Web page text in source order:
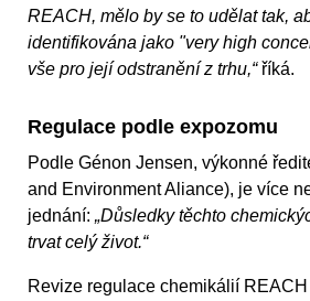
REACH, mělo by se to udělat tak,
identifikována jako "very high
vše pro její odstranění z trhu,“říká.
Regulace podle expozomu
Podle Génon Jensen, výkonné
and Environment Aliance), je více
jednání: „Důsledky těchto
trvat celý život.“
Revize regulace chemikálií